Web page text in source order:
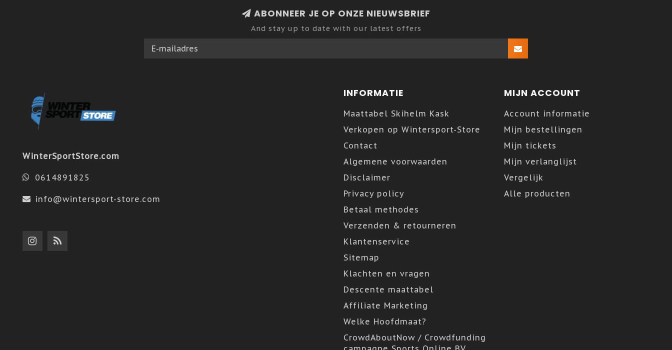
ABONNEER JE OP ONZE NIEUWSBRIEF
And stay up to date with our latest offers
WinterSportStore.com
0614891825
info@wintersport-store.com
INFORMATIE
Maattabel Skihelm Kask
Verkopen op Wintersport-Store
Contact
Algemene voorwaarden
Disclaimer
Privacy policy
Betaal methodes
Verzenden & retourneren
Klantenservice
Sitemap
Klachten en vragen
Descente maattabel
Affiliate Marketing
Welke Hoofdmaat?
CrowdAboutNow / Crowdfunding
MIJN ACCOUNT
Account informatie
Mijn bestellingen
Mijn tickets
Mijn verlanglijst
Vergelijk
Alle producten